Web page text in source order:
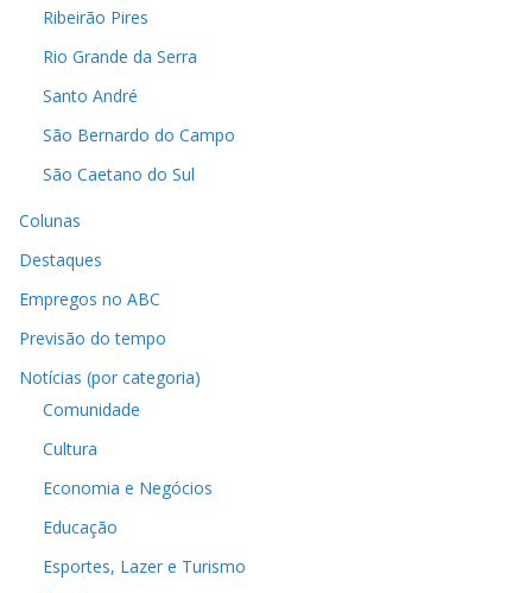
Ribeirão Pires
Rio Grande da Serra
Santo André
São Bernardo do Campo
São Caetano do Sul
Colunas
Destaques
Empregos no ABC
Previsão do tempo
Notícias (por categoria)
Comunidade
Cultura
Economia e Negócios
Educação
Esportes, Lazer e Turismo